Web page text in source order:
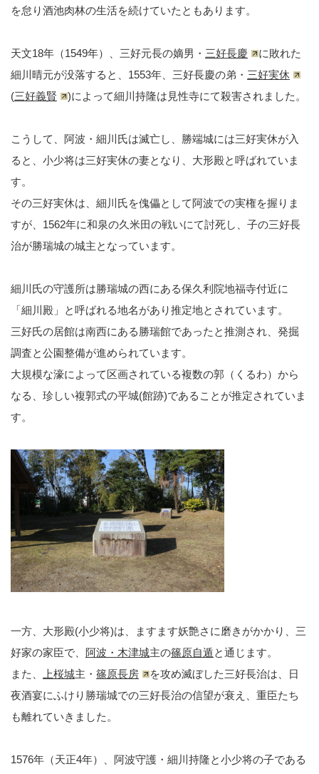
を怠り酒池肉林の生活を続けていたともあります。
天文18年（1549年）、三好元長の嫡男・ 三好長慶
に敗れた
細川晴元が没落すると、1553年、三好長慶の弟・ 三好実休
(三好義賢 )によって細川持隆は見性寺にて殺害されました。
こうして、阿波・細川氏は滅亡し、勝端城には三好実休が入
ると、小少将は三好実休の妻となり、大形殿と呼ばれていま
す。
その三好実休は、細川氏を傀儡として阿波での実権を握りま
すが、1562年に和泉の久米田の戦いにて討死し、子の三好長
治が勝瑞城の城主となっています。
細川氏の守護所は勝瑞城の西にある保久利院地福寺付近に
「細川殿」と呼ばれる地名があり推定地とされています。
三好氏の居館は南西にある勝瑞館であったと推測され、発掘
調査と公園整備が進められています。
大規模な濠によって区画されている複数の郭（くるわ）から
なる、珍しい複郭式の平城(館跡)であることが推定されていま
す。
一方、大形殿(小少将)は、ますます妖艶さに磨きがかかり、三
好家の家臣で、 阿波・木津城主の篠原自遁と通じます。
また、
上桜城主・ 篠原長房
を攻め滅ぼした三好長治は、日
夜酒宴にふけり勝瑞城での三好長治の信望が衰え、重臣たち
も離れていきました。
1576年（天正4年）、阿波守護・細川持隆と小少将の子である